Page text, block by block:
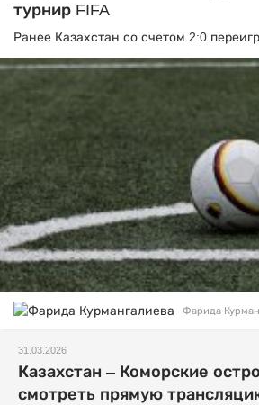
турнир FIFA
Ранее Казахстан со счетом 2:0
Фарида
31.03.2026
Казахстан – Коморские
смотреть прямую